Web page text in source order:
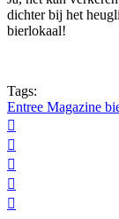
dichter bij het
bierlokaal!
Tags:
Entree Magazine




